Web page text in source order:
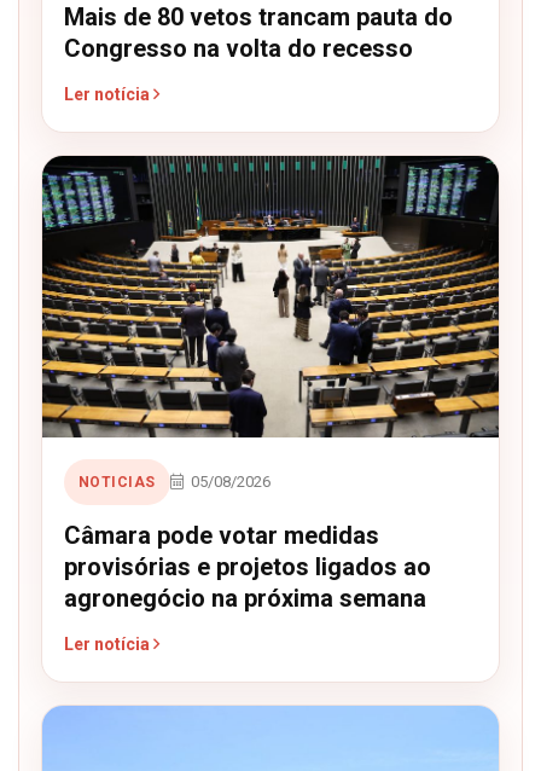
Mais de 80 vetos trancam pauta do
Congresso na volta do recesso
Ler notícia
NOTICIAS 05/08/2026
Câmara pode votar medidas
provisórias e projetos ligados ao
agronegócio na próxima semana
Ler notícia